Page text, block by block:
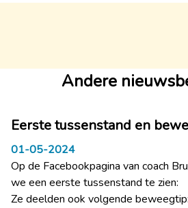
Andere
Eerste tussenstand en
01-05-2024
Op de Facebookpagina van coach
we een eerste tussenstand te zien:
Ze deelden ook volgende beweegtip: